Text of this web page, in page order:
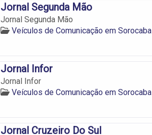
Jornal Segunda Mão
Jornal Segunda Mão
Veículos de Comunicação em Sorocaba
Jornal Infor
Jornal Infor
Veículos de Comunicação em Sorocaba
Jornal Cruzeiro Do Sul